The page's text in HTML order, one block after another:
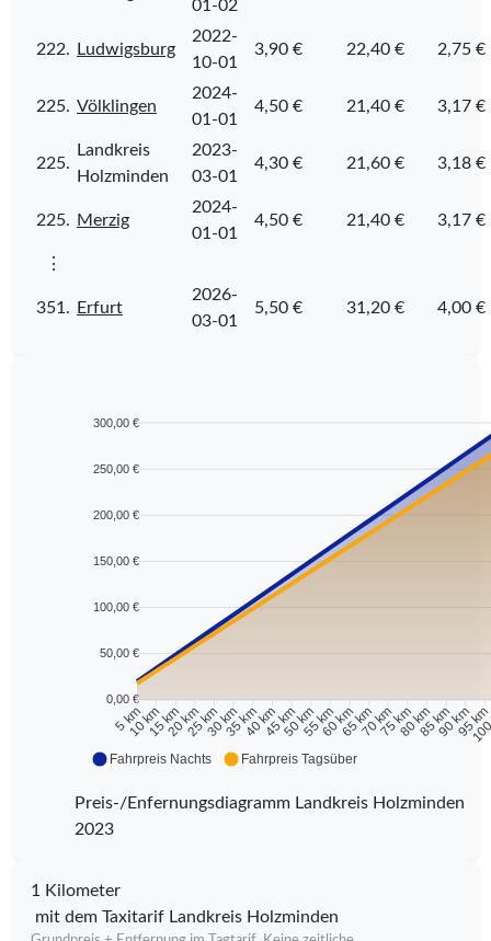
01-02
222. Ludwigsburg
2022-
10-01
3,90 € 22,40 € 2,75 €
225. Völklingen
2024-
01-01
4,50 € 21,40 € 3,17 €
225.
Landkreis
Holzminden
2023-
03-01
4,30 € 21,60 € 3,18 €
225. Merzig
2024-
01-01
4,50 € 21,40 € 3,17 €
⋮
351. Erfurt
2026-
03-01
5,50 € 31,20 € 4,00 €
300,00 €
250,00 €
200,00 €
150,00 €
100,00 €
50,00 €
0,00 €
5 km
10 km15 km20 km25 km30 km35 km40 km45 km50 km55 km60 km65 km70 km75 km80 km85 km90 km95 km
Fahrpreis Nachts Fahrpreis Tagsüber
Preis-/Enfernungsdiagramm Landkreis Holzminden
2023
1 Kilometer
mit dem Taxitarif Landkreis Holzminden